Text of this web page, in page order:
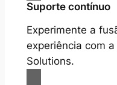
Suporte contínuo
Experimente a
experiência com
Solutions.